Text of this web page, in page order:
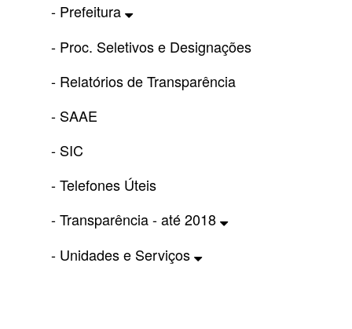
- Prefeitura
- Proc. Seletivos e Designações
- Relatórios de Transparência
- SAAE
- SIC
- Telefones Úteis
- Transparência - até 2018
- Unidades e Serviços